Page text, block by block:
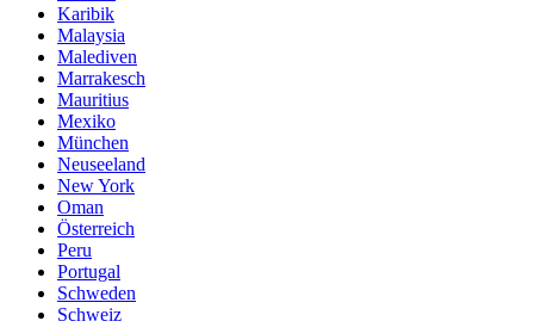
Karibik
Malaysia
Malediven
Marrakesch
Mauritius
Mexiko
München
Neuseeland
New York
Oman
Österreich
Peru
Portugal
Schweden
Schweiz